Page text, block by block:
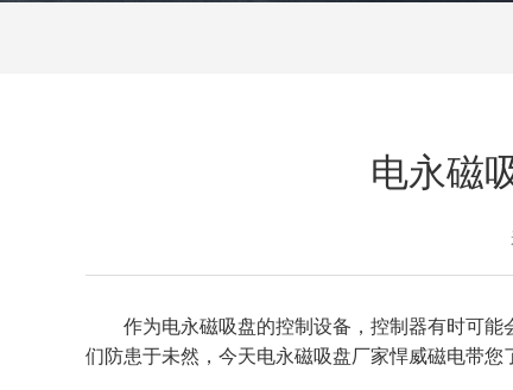
电永磁
作为电永磁吸盘的控制设备，控制器有时可
们防患于未然，今天电永磁吸盘厂家悍威磁电带您